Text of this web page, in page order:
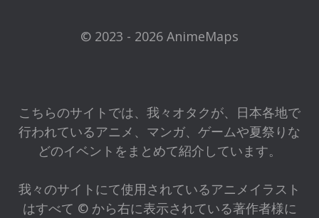
© 2023 - 2026 AnimeMaps
こちらのサイトでは、我々オタクが、日本各地で
行われているアニメ、マンガ、ゲームや夏祭りな
どのイベントをまとめて紹介しています。
我々のサイトにて使用されているアニメイラスト
はすべて © から右に表示されている著作者様に